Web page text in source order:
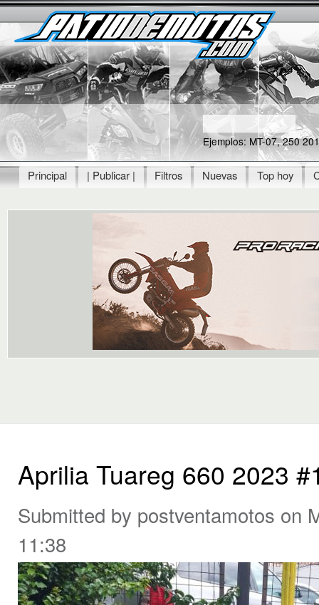
main
Patiodemotos.com
Servicio
de
calidad
disponible
24 horas,
21 años
vendiendo
motos en
todo el
Ejemplos: MT-07, 250
Main menu
Principal | Publicar | Filtros Nuevas Top hoy
Aprilia Tuareg 660 2023
Submitted by postventamotos on
11:38